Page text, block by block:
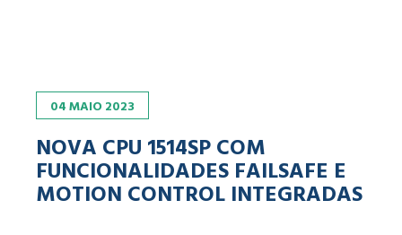
04MAIO 2023
NOVA CPU 1514SP COM
FUNCIONALIDADES FAILSAFE E
MOTION CONTROL INTEGRADAS